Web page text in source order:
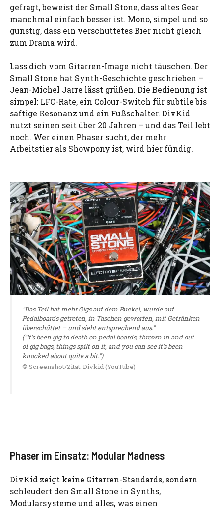
gefragt, beweist der Small Stone, dass altes Gear
manchmal einfach besser ist. Mono, simpel und so
günstig, dass ein verschüttetes Bier nicht gleich
zum Drama wird.
Lass dich vom Gitarren-Image nicht täuschen. Der
Small Stone hat Synth-Geschichte geschrieben –
Jean-Michel Jarre lässt grüßen. Die Bedienung ist
simpel: LFO-Rate, ein Colour-Switch für subtile bis
saftige Resonanz und ein Fußschalter. DivKid
nutzt seinen seit über 20 Jahren – und das Teil lebt
noch. Wer einen Phaser sucht, der mehr
Arbeitstier als Showpony ist, wird hier fündig.
"Das Teil hat mehr Gigs auf dem Buckel, wurde auf
Pedalboards getreten, in Taschen geworfen, mit Getränken
überschüttet – und sieht entsprechend aus."
("It's been gig to death on pedal boards, thrown in and out
of gig bags, things spilt on it, and you can see it's been
knocked about quite a bit.")
© Screenshot/Zitat: Divkid (YouTube)
Phaser im Einsatz: Modular Madness
DivKid zeigt keine Gitarren-Standards, sondern
schleudert den Small Stone in Synths,
Modularsysteme und alles, was einen